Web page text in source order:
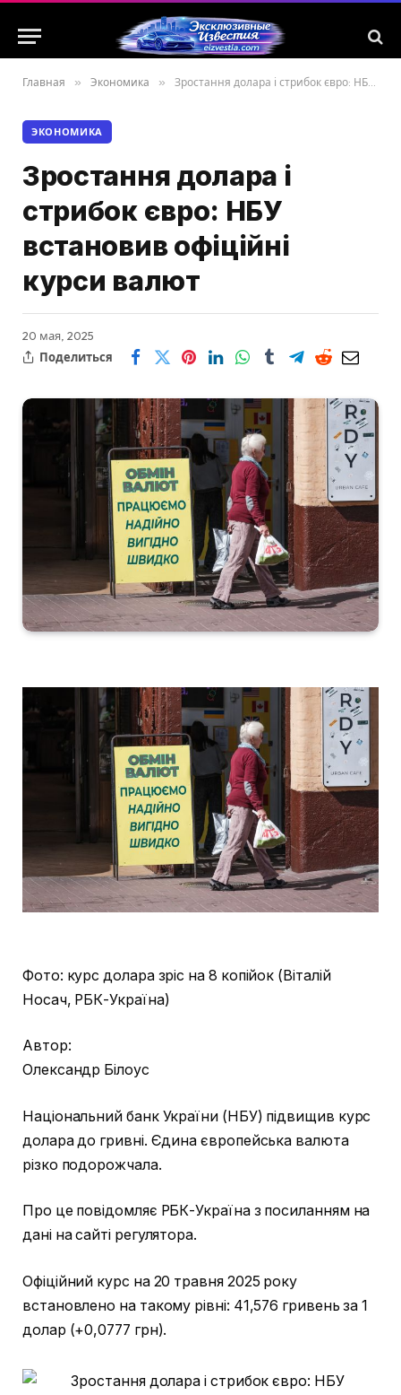
Главная » Экономика » Зростання долара і стрибок євро: НБУ встановив офіційні курси валют
ЭКОНОМИКА
Зростання долара і
стрибок євро: НБУ
встановив офіційні
курси валют
20 мая, 2025
Поделиться
Фото: курс долара зріс на 8 копійок (Віталій
Носач, РБК-Україна)
Автор:
Олександр Білоус
Національний банк України (НБУ) підвищив курс
долара до гривні. Єдина європейська валюта
різко подорожчала.
Про це повідомляє РБК-Україна з посиланням на
дані на сайті регулятора.
Офіційний курс на 20 травня 2025 року
встановлено на такому рівні: 41,576 гривень за 1
долар (+0,0777 грн).